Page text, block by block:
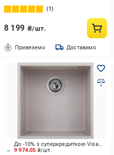
1
8 199 ₴/шт.
Привеземо Доставимо
9 974.05 ₴/шт.
До -10% з суперкредиткою Visa Вигода